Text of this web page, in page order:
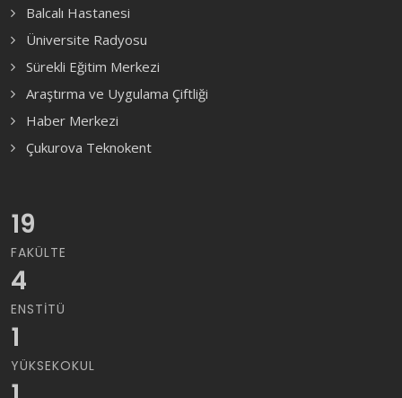
Balcalı Hastanesi
Üniversite Radyosu
Sürekli Eğitim Merkezi
Araştırma ve Uygulama Çiftliği
Haber Merkezi
Çukurova Teknokent
19
FAKÜLTE
4
ENSTITÜ
1
YÜKSEKOKUL